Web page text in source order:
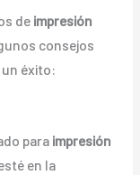
de impresión
consejos
éxito:
para impresión
en la